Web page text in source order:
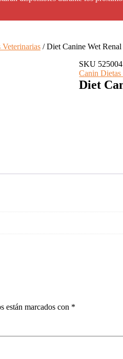
/ Diet Canine Wet
SKU
Canin Dietas
Diet
están marcados con *